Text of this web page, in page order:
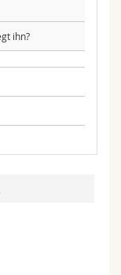
ihn?